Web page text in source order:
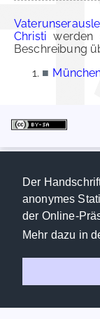
Der
anonymes
der Online-
Mehr dazu in
Christi werden
Beschreibung
■